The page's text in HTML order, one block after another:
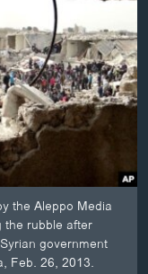
the Aleppo Media
the rubble after
government
Feb. 26, 2013.